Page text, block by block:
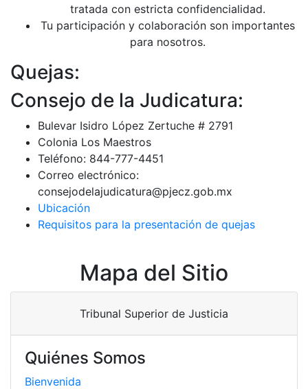
tratada con estricta confidencialidad.
Tu participación y colaboración son importantes
para nosotros.
Quejas:
Consejo de la Judicatura:
Bulevar Isidro López Zertuche # 2791
Colonia Los Maestros
Teléfono: 844-777-4451
Correo electrónico:
consejodelajudicatura@pjecz.gob.mx
Ubicación
Requisitos para la presentación de quejas
Mapa del Sitio
Tribunal Superior de Justicia
Quiénes Somos
Bienvenida